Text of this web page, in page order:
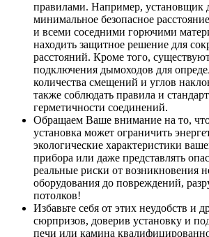
правилами. Например, установщик
минимальное безопасное
и всеми соседними горючими
находить защитное решение для
расстояний. Кроме того,
подключения дымоходов для
количества смещений и углов
также соблюдать правила и
герметичности соединений.
Обращаем Ваше внимание на то, что
установка может ограничить
экологические характеристики
прибора или даже представлять
реальные риски от возникновения
оборудования до повреждений,
потолков!
Избавьте себя от этих неудобств и
сюрпризов, доверив установку и
печи или камина